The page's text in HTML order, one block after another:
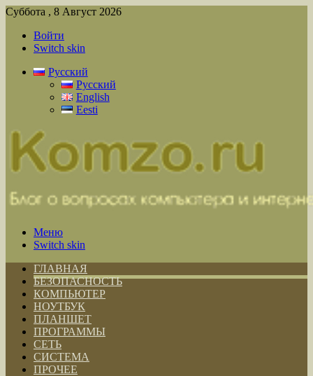
Суббота , 8 Август 2026
Войти
Switch skin
Русский
Русский
English
Eesti
Меню
Switch skin
ГЛАВНАЯ
БЕЗОПАСНОСТЬ
КОМПЬЮТЕР
НОУТБУК
ПЛАНШЕТ
ПРОГРАММЫ
СЕТЬ
СИСТЕМА
ПРОЧЕЕ